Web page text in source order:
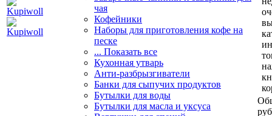
чая
Кофейники
Наборы для приготовления кофе на
песке
... Показать все
Кухонная утварь
Анти-разбрызгиватели
Банки для сыпучих продуктов
Бутылки для воды
Бутылки для масла и уксуса